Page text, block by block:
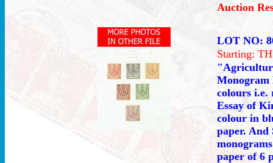
Auction
LOT NO:
Starting:
Monogram
colours i.e.
Essay of
colour in
paper. And
paper of 6